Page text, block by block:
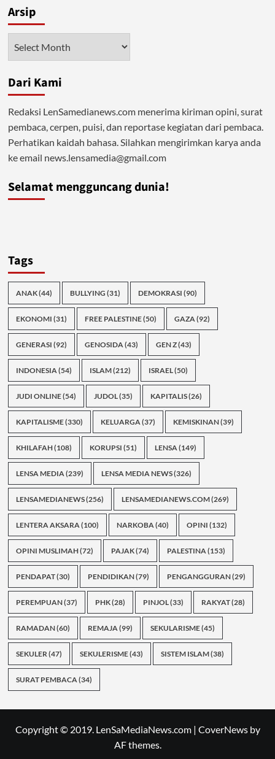
Arsip
Dari Kami
Redaksi LenSamedianews.com menerima kiriman opini, surat
pembaca, cerpen, puisi, dan reportase kegiatan dari pembaca.
Perhatikan kaidah bahasa. Silahkan mengirimkan karya anda
ke email news.lensamedia@gmail.com
Selamat mengguncang dunia!
Tags
ANAK(44) BULLYING (31) DEMOKRASI (90)
EKONOMI (31) FREE PALESTINE(50) GAZA (92)
GENERASI (92) GENOSIDA (43) GEN Z(43)
INDONESIA (54) ISLAM(212) ISRAEL(50)
JUDI ONLINE(54) JUDOL(35) KAPITALIS(26)
KAPITALISME(330) KELUARGA (37) KEMISKINAN(39)
KHILAFAH(108) KORUPSI (51) LENSA (149)
LENSA MEDIA (239) LENSA MEDIA NEWS(326)
LENSAMEDIANEWS(256) LENSAMEDIANEWS.COM(269)
LENTERA AKSARA (100) NARKOBA (40) OPINI (132)
OPINI MUSLIMAH(72) PAJAK(74) PALESTINA (153)
PENDAPAT(30) PENDIDIKAN(79) PENGANGGURAN(29)
PEREMPUAN(37) PHK(28) PINJOL(33) RAKYAT(28)
RAMADAN(60) REMAJA (99) SEKULARISME(45)
SEKULER (47) SEKULERISME(43) SISTEM ISLAM(38)
SURAT PEMBACA (34)
Copyright © 2019. LenSaMediaNews.com | CoverNewsby
AF themes.